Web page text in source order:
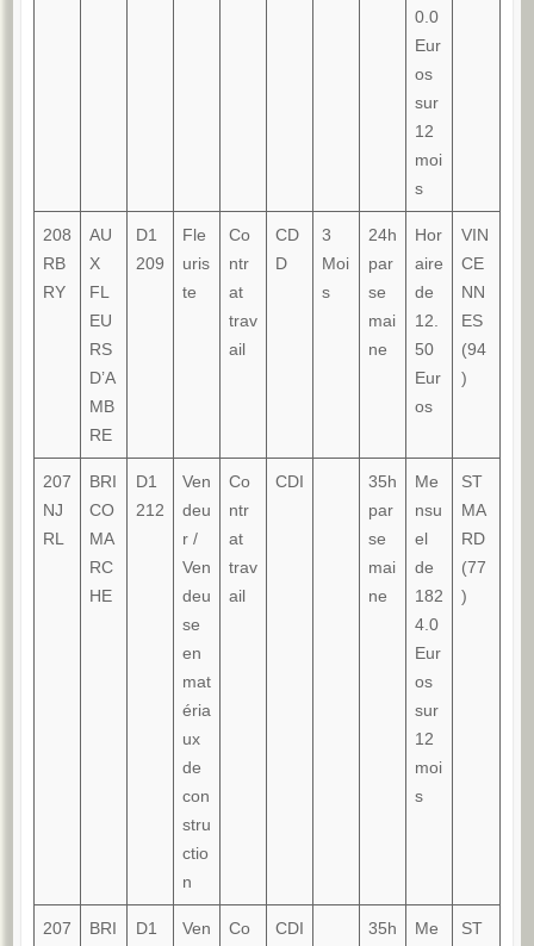
0.0
Eur
os
sur
12
moi
s
208
RB
RY
AU
X
FL
EU
RS
D’A
MB
RE
D1
209
Fle
uris
te
Co
ntr
at
trav
ail
CD
D
3
Moi
s
24h
par
se
mai
ne
Hor
aire
de
12.
50
Eur
os
VIN
CE
NN
ES
(94
)
207
NJ
RL
BRI
CO
MA
RC
HE
D1
212
Ven
deu
r /
Ven
deu
se
en
mat
éria
ux
de
con
stru
ctio
n
Co
ntr
at
trav
ail
CDI
35h
par
se
mai
ne
Me
nsu
el
de
182
4.0
Eur
os
sur
12
moi
s
ST
MA
RD
(77
)
207
BRI
D1
Ven
Co
CDI
35h
Me
ST